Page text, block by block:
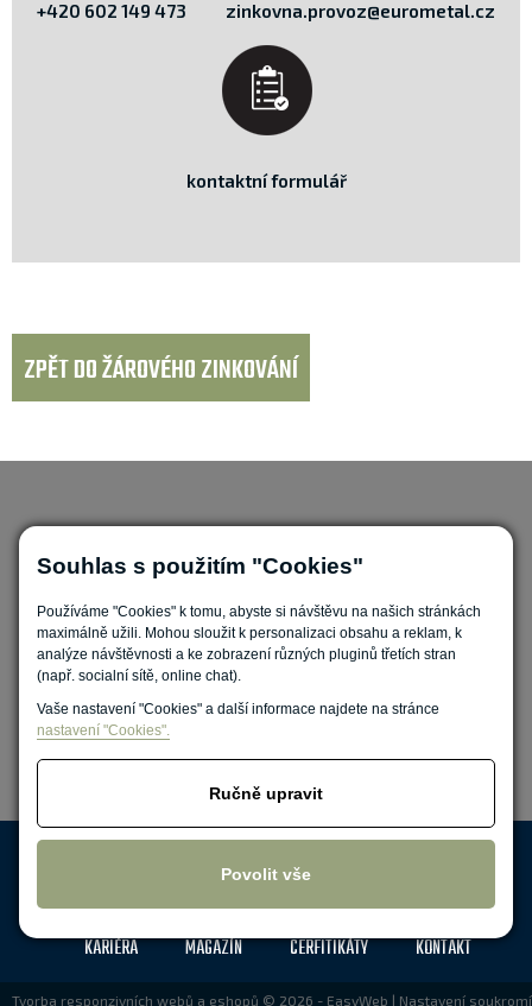
Souhlas s použitím "Cookies"
Používáme "Cookies" k tomu, abyste si návštěvu na našich stránkách
maximálně užili. Mohou sloužit k personalizaci obsahu a reklam, k
analýze návštěvnosti a ke zobrazení různých pluginů třetích stran
(např. socialní sítě, online chat).
Vaše nastavení "Cookies" a další informace najdete na stránce
nastavení "Cookies".
Ručně upravit
Povolit vše
+420 602 149 473 zinkovna.provoz@eurometal.cz
kontaktní formulář
ZPĚT DO ŽÁROVÉHO ZINKOVÁNÍ
Nastavit cookies
Zpracování osobních údajů
O NÁS
KARIÉRA MAGAZÍN CERFITIKÁTY KONTAKT
Tvorba responzivních webů a eshopů © 2026 - EasyWeb | Nastavení soukromí